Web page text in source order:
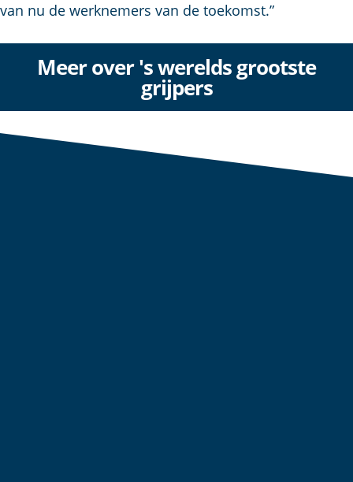
van nu de werknemers van de toekomst.”
Meer over 's werelds grootste
grijpers